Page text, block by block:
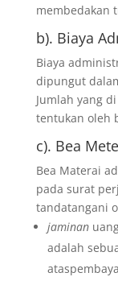
membedakan
b). Biaya
Biaya
dipungut
Jumlah yang
tentukan oleh
c). Bea
Bea Materai
pada surat
tandatangani
jaminan
adalah